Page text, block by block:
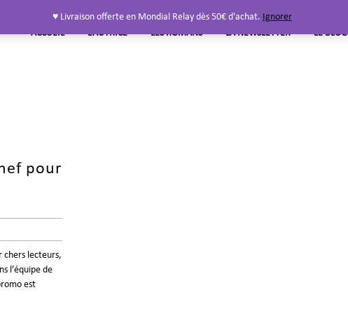
ACCUEIL L’AUTRICE LES ROMANS LA NEWSLETTER LE BLOG
pour
chers lecteurs,
l’équipe de
est
♥ Livraison offerte en Mondial Relay dès 50€ d'achat. Ignorer